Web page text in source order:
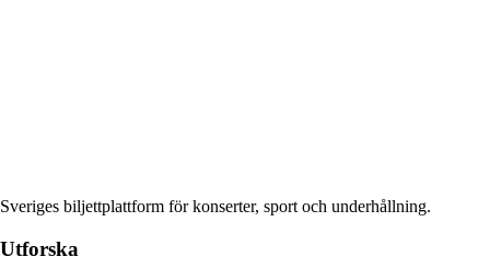
Sveriges biljettplattform för konserter, sport och underhållning.
Utforska